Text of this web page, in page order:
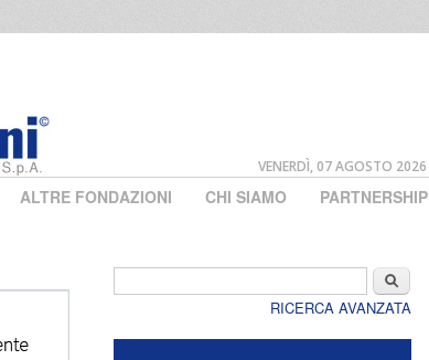
VENERDÌ, 07 AGOSTO 2026
ALTRE FONDAZIONI CHI SIAMO PARTNERSHIP
Cerca
RICERCA AVANZATA